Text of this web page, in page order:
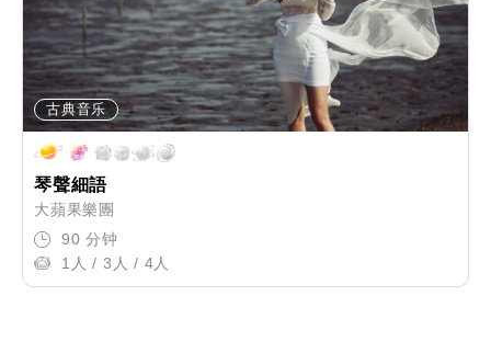
古典音乐
琴聲細語
大蘋果樂團
90 分钟
1人 / 3人 / 4人